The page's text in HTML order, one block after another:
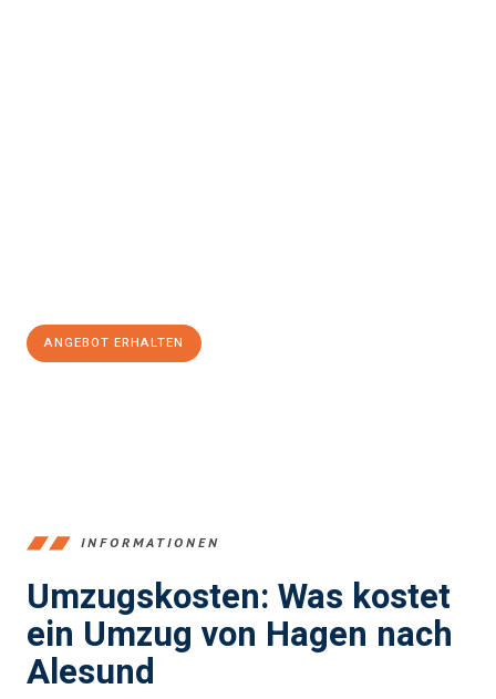
ANGEBOT ERHALTEN
INFORMATIONEN
Umzugskosten: Was kostet
ein Umzug von Hagen nach
Alesund